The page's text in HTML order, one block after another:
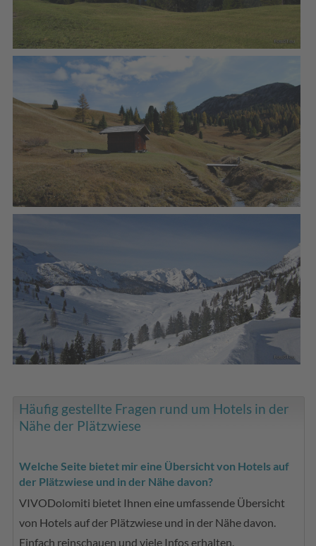
Häufig gestellte Fragen rund um Hotels in der
Nähe der Plätzwiese
Welche Seite bietet mir eine Übersicht von Hotels auf
der Plätzwiese und in der Nähe davon?
VIVODolomiti bietet Ihnen eine umfassende Übersicht
von Hotels auf der Plätzwiese und in der Nähe davon.
Einfach reinschauen und viele Infos erhalten.